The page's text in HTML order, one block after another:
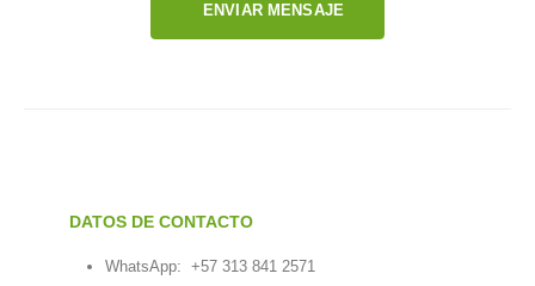
ENVIAR MENSAJE
DATOS DE CONTACTO
WhatsApp: +57 313 841 2571